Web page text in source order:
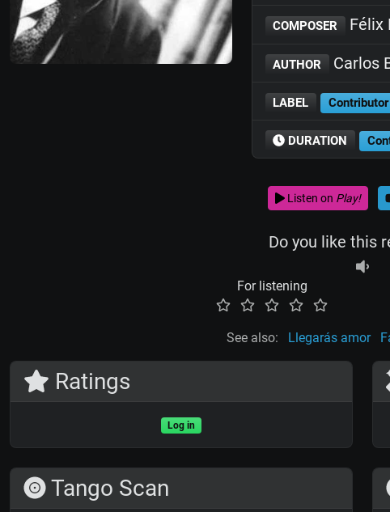
COMPOSER Félix
AUTHOR Carlos
LABEL
DURATION
Listen on Play!
Do you like this
For listening
See also: Llegarás amor
Ratings
Log in
Tango Scan